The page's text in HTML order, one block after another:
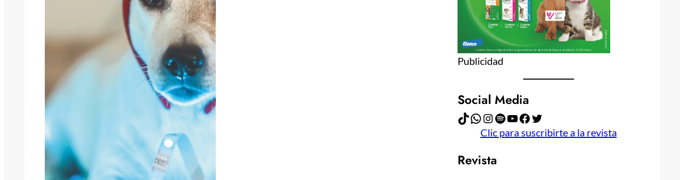
Publicidad
Social Media
TikTok WhatsApp Instagram Spotify YouTube Facebook Twitter
Clic para suscribirte a la revista
Revista